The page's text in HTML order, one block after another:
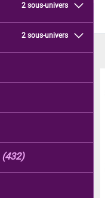
2 sous-univers
2 sous-univers
(432)